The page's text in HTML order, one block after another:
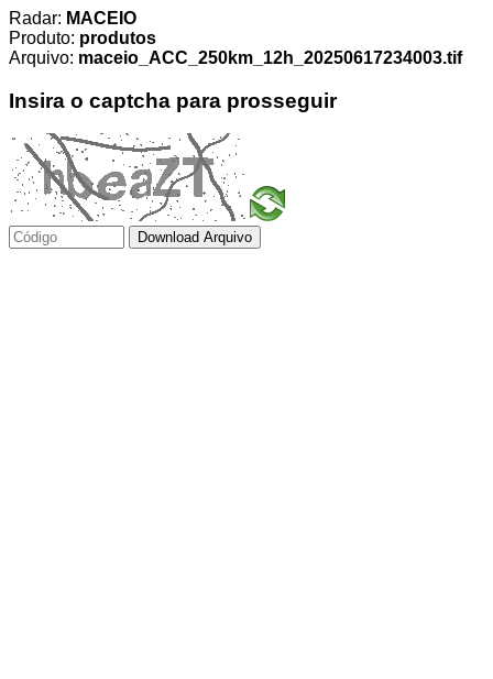
Radar: MACEIO
Produto: produtos
Arquivo: maceio_ACC_250km_12h_20250617234003.tif
Insira o captcha para prosseguir